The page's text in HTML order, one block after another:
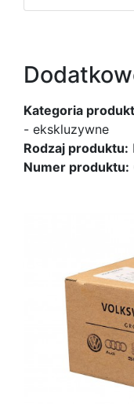
Kategoria
- ekskluzywne
Rodzaj produktu:
Numer produktu: